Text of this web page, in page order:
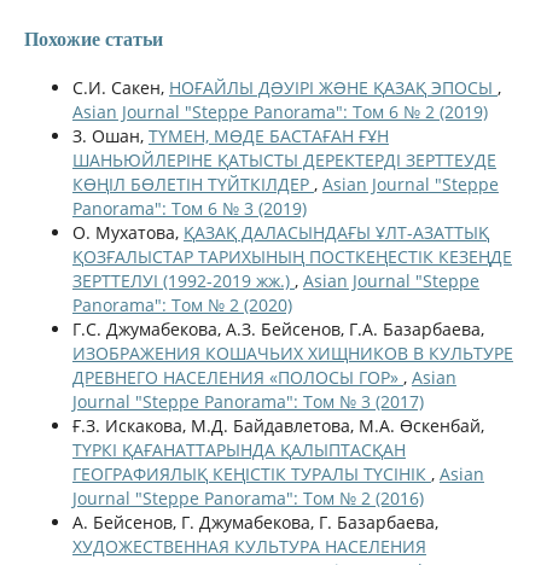
Похожие статьи
С.И. Сакен, НОҒАЙЛЫ ДƏУІРІ ЖƏНЕ ҚАЗАҚ ЭПОСЫ ,
Asian Journal "Steppe Panorama": Том 6 № 2 (2019)
З. Ошан, ТҮМЕН, МӨДЕ БАСТАҒАН ҒҰН
ШАНЬЮЙЛЕРІНЕ ҚАТЫСТЫ ДЕРЕКТЕРДІ ЗЕРТТЕУДЕ
КӨҢІЛ БӨЛЕТІН ТҮЙТКІЛДЕР , Asian Journal "Steppe
Panorama": Том 6 № 3 (2019)
О. Мухатова, ҚАЗАҚ ДАЛАСЫНДАҒЫ ҰЛТ-АЗАТТЫҚ
ҚОЗҒАЛЫСТАР ТАРИХЫНЫҢ ПОСТКЕҢЕСТІК КЕЗЕҢДЕ
ЗЕРТТЕЛУІ (1992-2019 жж.) , Asian Journal "Steppe
Panorama": Том № 2 (2020)
Г.С. Джумабекова, А.З. Бейсенов, Г.А. Базарбаева,
ИЗОБРАЖЕНИЯ КОШАЧЬИХ ХИЩНИКОВ В КУЛЬТУРЕ
ДРЕВНЕГО НАСЕЛЕНИЯ «ПОЛОСЫ ГОР» , Asian
Journal "Steppe Panorama": Том № 3 (2017)
Ғ.З. Искакова, М.Д. Байдавлетова, М.А. Өскенбай,
ТҮРКІ ҚАҒАНАТТАРЫНДА ҚАЛЫПТАСҚАН
ГЕОГРАФИЯЛЫҚ КЕҢІСТІК ТУРАЛЫ ТҮСІНІК , Asian
Journal "Steppe Panorama": Том № 2 (2016)
А. Бейсенов, Г. Джумабекова, Г. Базарбаева,
ХУДОЖЕСТВЕННАЯ КУЛЬТУРА НАСЕЛЕНИЯ